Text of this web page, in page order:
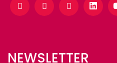
NEWSLETTER